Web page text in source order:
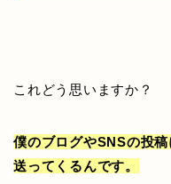
これどう思いますか？
僕のブログやSNSの投
送ってくるんです。